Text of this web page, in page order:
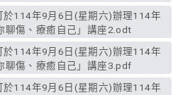
聊傷、療癒自己」講座2.odt
聊傷、療癒自己」講座3.pdf